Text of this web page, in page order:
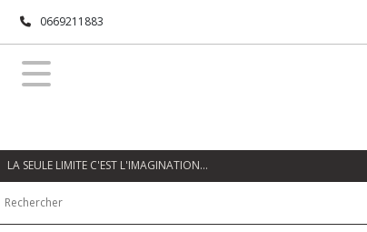
0669211883
LA SEULE LIMITE C'EST L'IMAGINATION…